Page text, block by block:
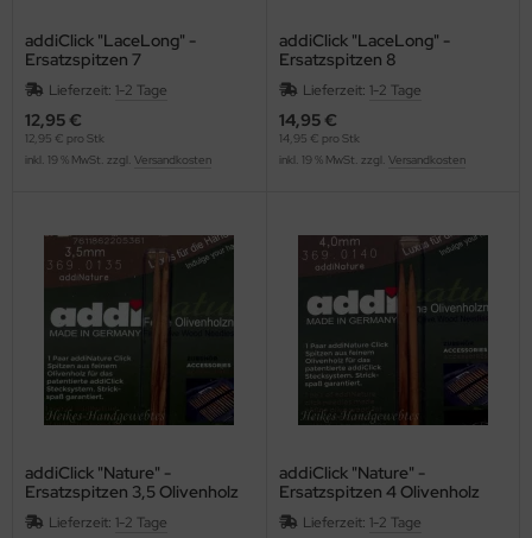
addiClick "LaceLong" -
Ersatzspitzen 7
Lieferzeit: 1-2 Tage
12,95 €
12,95 € pro Stk
inkl. 19 % MwSt. zzgl. Versandkosten
addiClick "LaceLong" -
Ersatzspitzen 8
Lieferzeit: 1-2 Tage
14,95 €
14,95 € pro Stk
inkl. 19 % MwSt. zzgl. Versandkosten
addiClick "Nature" -
Ersatzspitzen 3,5 Olivenholz
Lieferzeit: 1-2 Tage
addiClick "Nature" -
Ersatzspitzen 4 Olivenholz
Lieferzeit: 1-2 Tage